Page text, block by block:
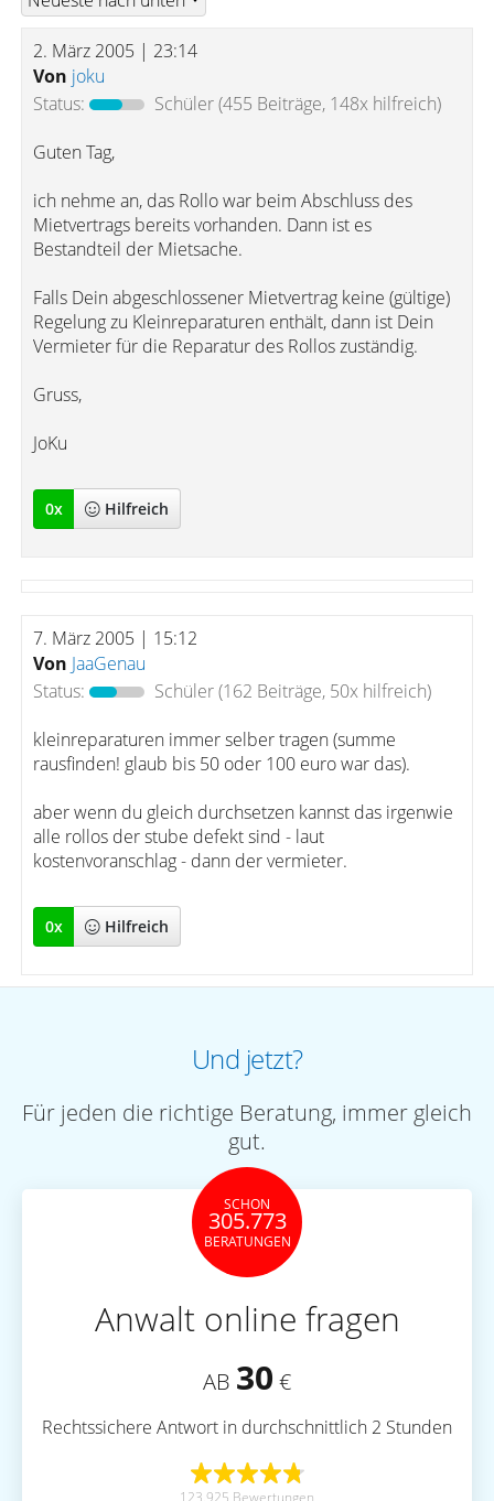
2. März 2005 | 23:14
Von joku
Status:
Schüler(455 Beiträge, 148x hilfreich)
Guten Tag,
ich nehme an, das Rollo war beim Abschluss des
Mietvertrags bereits vorhanden. Dann ist es
Bestandteil der Mietsache.
Falls Dein abgeschlossener Mietvertrag keine (gültige)
Regelung zu Kleinreparaturen enthält, dann ist Dein
Vermieter für die Reparatur des Rollos zuständig.
Gruss,
JoKu
0x Hilfreich
7. März 2005 | 15:12
Von JaaGenau
Status:
Schüler(162 Beiträge, 50x hilfreich)
kleinreparaturen immer selber tragen (summe
rausfinden! glaub bis 50 oder 100 euro war das).
aber wenn du gleich durchsetzen kannst das irgenwie
alle rollos der stube defekt sind - laut
kostenvoranschlag - dann der vermieter.
0x Hilfreich
Und jetzt?
Für jeden die richtige Beratung, immer gleich
gut.
SCHON
305.773
BERATUNGEN
Anwalt online fragen
AB 30 €
Rechtssichere Antwort in durchschnittlich 2 Stunden
123.925 Bewertungen